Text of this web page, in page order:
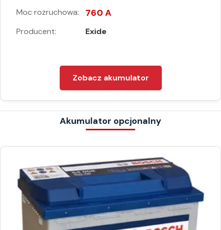
Moc rozruchowa: 760 A
Producent: Exide
Zobacz akumulator
Akumulator opcjonalny